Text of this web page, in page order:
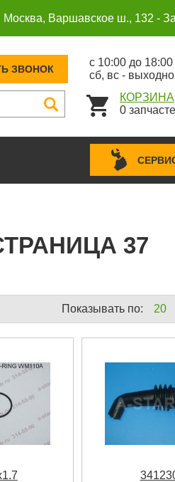
Москва, Варшавское ш., 132 -
ЗВОНОК
с 10:00 до 18:00
сб, вс -
КОРЗИНА
0
37
Показывать по: 20